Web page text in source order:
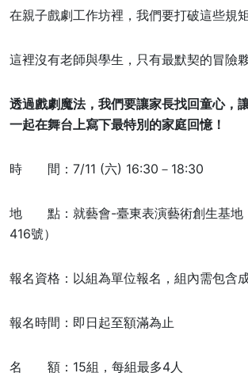
在親子戲劇工作坊裡，我們要打破這些規矩
這裡沒有老師與學生，只有最默契的冒險夥
透過戲劇魔法，我們要讓家長找回童心，
一起在舞台上寫下最特別的家庭回憶！
時 間：7/11 (六) 16:30－18:30
地 點：就藝會-臺東表演藝術創生基地
416號）
報名資格：以組為單位報名，組內需包含
報名時間：即日起至額滿為止
名 額：15組，每組最多4人